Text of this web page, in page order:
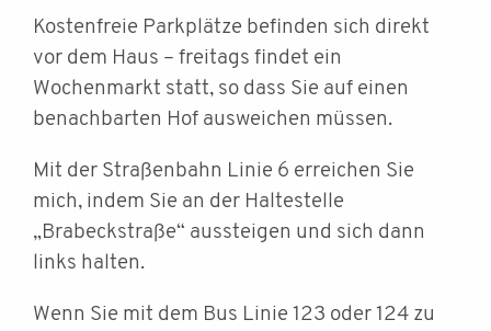
Kostenfreie Parkplätze befinden sich direkt
vor dem Haus – freitags findet ein
Wochenmarkt statt, so dass Sie auf einen
benachbarten Hof ausweichen müssen.
Mit der Straßenbahn Linie 6 erreichen Sie
mich, indem Sie an der Haltestelle
„Brabeckstraße“ aussteigen und sich dann
links halten.
Wenn Sie mit dem Bus Linie 123 oder 124 zu